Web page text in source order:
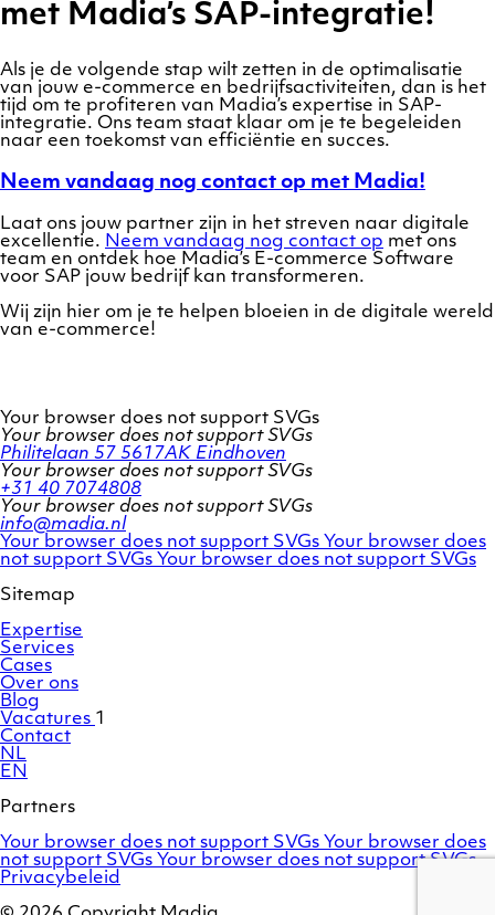
met Madia’s SAP-integratie!
Als je de volgende stap wilt zetten in de optimalisatie
van jouw e-commerce en bedrijfsactiviteiten, dan is het
tijd om te profiteren van Madia’s expertise in SAP-
integratie. Ons team staat klaar om je te begeleiden
naar een toekomst van efficiëntie en succes.
Neem vandaag nog contact op met Madia!
Laat ons jouw partner zijn in het streven naar digitale
excellentie. Neem vandaag nog contact op met ons
team en ontdek hoe Madia’s E-commerce Software
voor SAP jouw bedrijf kan transformeren.
Wij zijn hier om je te helpen bloeien in de digitale wereld
van e-commerce!
Your browser does not support SVGs
Your browser does not support SVGs
Philitelaan 57 5617AK Eindhoven
Your browser does not support SVGs
+31 40 7074808
Your browser does not support SVGs
info@madia.nl
Twitter
account
Your browser does not support SVGs LinkedIn
profile
Your browser does
not support SVGs Facebook
Your browser does not support SVGs
Sitemap
Expertise
Services
Cases
Over ons
Blog
Vacatures 1
Contact
NL
EN
Partners
Adobe
Commerce
/
Your browser does not support SVGs OroCommerce
Your browser does
not support SVGs Marello
Your browser does not support SVGs
Privacybeleid